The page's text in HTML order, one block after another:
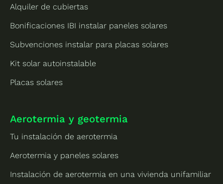
Alquiler de cubiertas
Bonificaciones IBI instalar paneles solares
Subvenciones instalar para placas solares
Kit solar autoinstalable
Placas solares
Aerotermia y geotermia
Tu instalación de aerotermia
Aerotermia y paneles solares
Instalación de aerotermia en una vivienda unifamiliar